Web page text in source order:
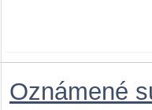
Oznámené